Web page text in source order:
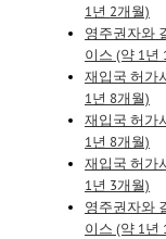
1년 2개월)
영주권자와
이스 (약 1년
재입국 허가
1년 8개월)
재입국 허가
1년 8개월)
재입국 허가
1년 3개월)
영주권자와
이스 (약 1년